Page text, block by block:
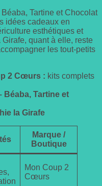
Tartine et Chocolat
idées cadeaux en
esthétiques et
quant à elle, reste
les tout-petits
2 Cœurs : kits complets
Tartine et
la Girafe
Marque /
Boutique
Mon Coup 2
Cœurs